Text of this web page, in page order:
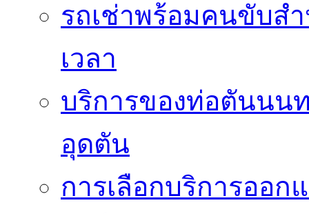
รถเช่าพร้อมคนขับส
เวลา
บริการของท่อตันนน
อุดตัน
การเลือกบริการออ